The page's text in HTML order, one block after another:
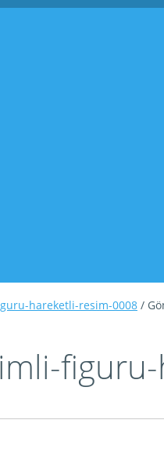
hareketli-resim-0008 /